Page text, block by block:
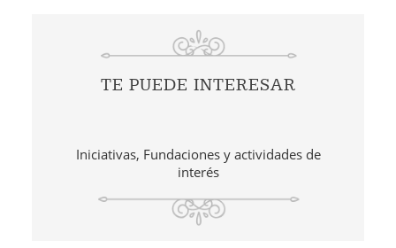
TE PUEDE INTERESAR
Iniciativas, Fundaciones y actividades de
interés